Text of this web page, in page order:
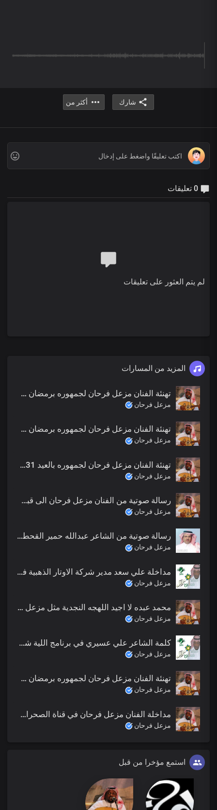
شارك أكثر من
لم يتم العثور على تعليقات
المزيد من المسارات
تهنئة الفنان مزعل فرحان لجمهوره برمضان 1433 هـ
مزعل فرحان
تهنئة الفنان مزعل فرحان لجمهوره برمضان 1429 هـ
مزعل فرحان
تهنئة الفنان مزعل فرحان لجمهوره بالعيد 1431 هـ
مزعل فرحان
رسالة صوتية من الفنان مزعل فرحان الى قبلان الشراري
مزعل فرحان
رسالة صوتية من الشاعر عبدالله حمير القحطاني لجمهور الفنان مزعل فرحان
مزعل فرحان
مداخلة علي سعد مدير شركة الاوتار الذهبية في برنامج نجم سهرتنا عن مزعل فرحان
مزعل فرحان
محمد عبده لا اجيد اللهجه النجدية مثل مزعل فرحان (برنامج ليلة خميس MBC)
مزعل فرحان
كلمة الشاعر علي عسيري في برنامج اللية شعبي عن مزعل فرحان
مزعل فرحان
تهنئة الفنان مزعل فرحان لجمهوره برمضان 1432 هـ
مزعل فرحان
مداخلة الفنان مزعل فرحان في قناة الصحراء لاخوانا في غزة
مزعل فرحان
استمع مؤخرا من قبل